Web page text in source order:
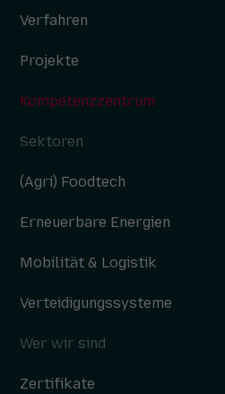
Verfahren
Projekte
Kompetenzzentrum
Sektoren
(Agri) Foodtech
Erneuerbare Energien
Mobilität & Logistik
Verteidigungssysteme
Wer wir sind
Zertifikate